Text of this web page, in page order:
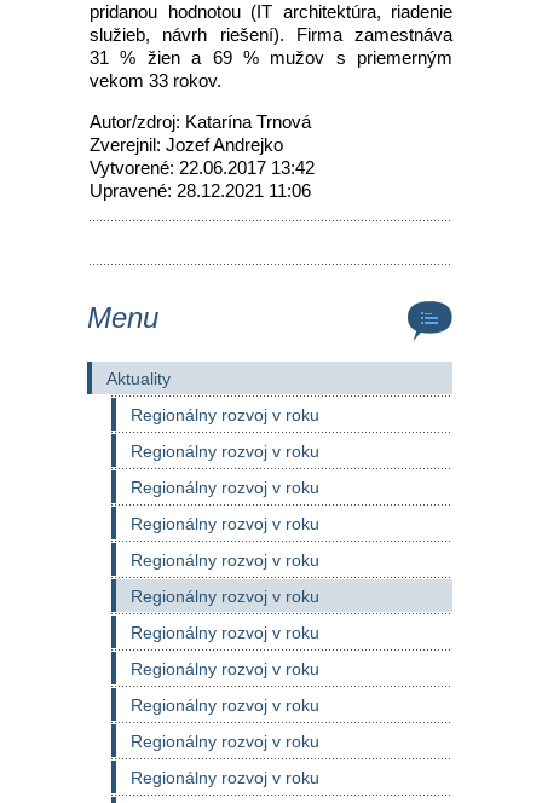
pridanou hodnotou (IT architektúra, riadenie
služieb, návrh riešení). Firma zamestnáva
31 % žien a 69 % mužov s priemerným
vekom 33 rokov.
Autor/zdroj: Katarína Trnová
Zverejnil: Jozef Andrejko
Vytvorené: 22.06.2017 13:42
Upravené: 28.12.2021 11:06
Menu
Aktuality
Regionálny rozvoj v roku
Regionálny rozvoj v roku
Regionálny rozvoj v roku
Regionálny rozvoj v roku
Regionálny rozvoj v roku
Regionálny rozvoj v roku
Regionálny rozvoj v roku
Regionálny rozvoj v roku
Regionálny rozvoj v roku
Regionálny rozvoj v roku
Regionálny rozvoj v roku